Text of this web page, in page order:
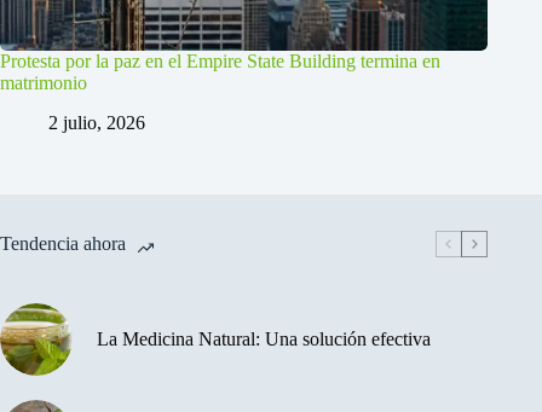
Protesta por la paz en el Empire State Building termina en
matrimonio
2 julio, 2026
Tendencia ahora
La Medicina Natural: Una solución efectiva